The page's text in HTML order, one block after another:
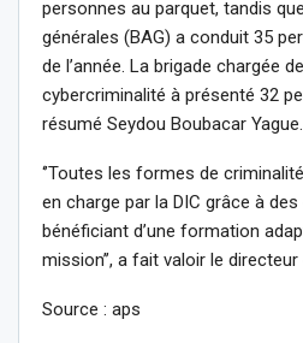
personnes au parquet, tandis
générales (BAG) a conduit 35
de l’année. La brigade chargée
cybercriminalité à présenté 32
résumé Seydou Boubacar Yague.
‘’Toutes les formes de
en charge par la DIC grâce à
bénéficiant d’une formation
mission’’, a fait valoir le
Source : aps